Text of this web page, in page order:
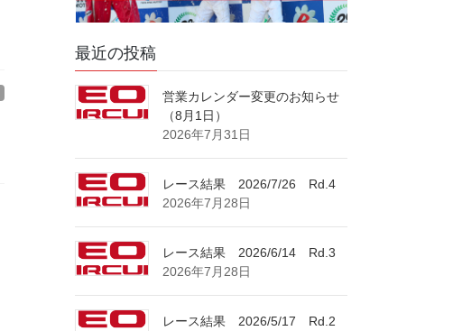
最近の投稿
営業カレンダー変更のお知らせ
（8月1日）
2026年7月31日
レース結果 2026/7/26 Rd.4
2026年7月28日
レース結果 2026/6/14 Rd.3
2026年7月28日
レース結果 2026/5/17 Rd.2